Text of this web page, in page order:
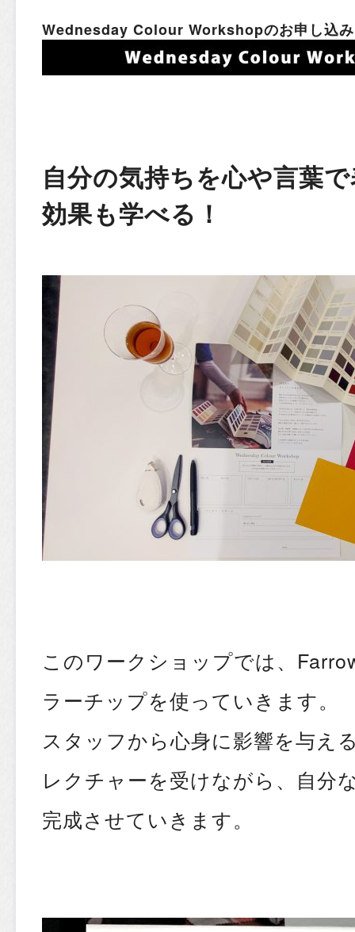
Wednesday Colour Workshopのお申し込み
自分の気持ちを心や言葉
効果も学べる！
このワークショップでは、
ラーチップを使っていきます。
スタッフから心身に影響を与え
レクチャーを受けながら、自分
完成させていきます。